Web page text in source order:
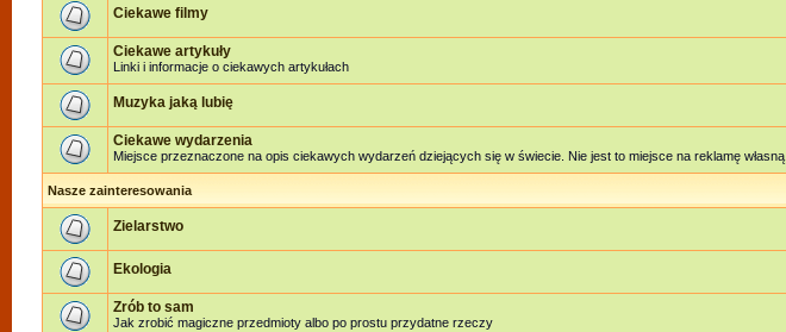
Ciekawe filmy
Ciekawe artykuły
Linki i informacje o ciekawych artykułach
Muzyka jaką lubię
Ciekawe wydarzenia
Miejsce przeznaczone na opis ciekawych wydarzeń dziejących się w świecie. Nie jest to miejsce na reklamę własną.
Nasze zainteresowania
Zielarstwo
Ekologia
Zrób to sam
Jak zrobić magiczne przedmioty albo po prostu przydatne rzeczy